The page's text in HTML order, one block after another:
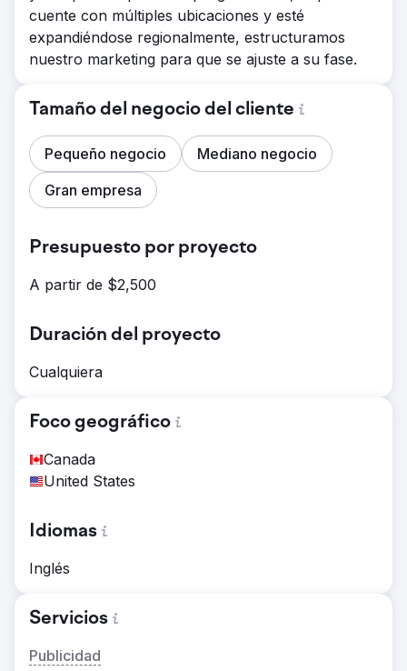
cuente con múltiples ubicaciones y esté
expandiéndose regionalmente, estructuramos
nuestro marketing para que se ajuste a su fase.
Tamaño del negocio del cliente
Pequeño negocio
Mediano negocio
Gran empresa
Presupuesto por proyecto
A partir de $2,500
Duración del proyecto
Cualquiera
Foco geográfico
Canada
United States
Idiomas
Inglés
Servicios
Publicidad